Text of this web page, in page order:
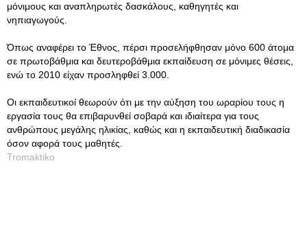
μόνιμους και αναπληρωτές δασκάλους, καθηγητές και
νηπιαγωγούς.
Όπως αναφέρει το Έθνος, πέρσι προσελήφθησαν μόνο 600 άτομα
σε πρωτοβάθμια και δευτεροβάθμια εκπαίδευση σε μόνιμες θέσεις,
ενώ το 2010 είχαν προσληφθεί 3.000.
Οι εκπαιδευτικοί θεωρούν ότι με την αύξηση του ωραρίου τους η
εργασία τους θα επιβαρυνθεί σοβαρά και ιδιαίτερα για τους
ανθρώπους μεγάλης ηλικίας, καθώς και η εκπαιδευτική διαδικασία
όσον αφορά τους μαθητές.
Tromaktiko